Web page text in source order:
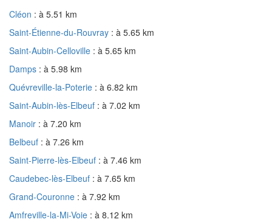
Cléon : à 5.51 km
Saint-Étienne-du-Rouvray : à 5.65 km
Saint-Aubin-Celloville : à 5.65 km
Damps : à 5.98 km
Quévreville-la-Poterie : à 6.82 km
Saint-Aubin-lès-Elbeuf : à 7.02 km
Manoir : à 7.20 km
Belbeuf : à 7.26 km
Saint-Pierre-lès-Elbeuf : à 7.46 km
Caudebec-lès-Elbeuf : à 7.65 km
Grand-Couronne : à 7.92 km
Amfreville-la-Mi-Voie : à 8.12 km